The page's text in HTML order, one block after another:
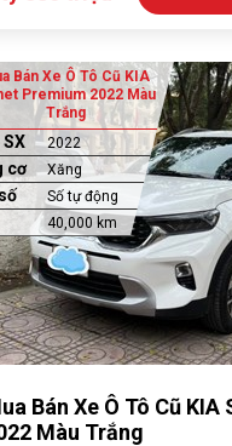
Bán Xe Ô Tô Cũ KIA
Premium 2022 Màu
Trắng
2022
cơ Xăng
Số tự động
40,000 km
Bán Xe Ô Tô Cũ
Màu Trắng